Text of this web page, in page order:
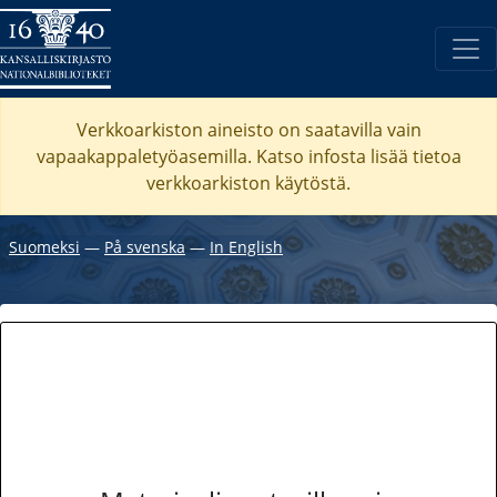
Verkkoarkiston aineisto on saatavilla vain
vapaakappaletyöasemilla. Katso infosta lisää tietoa
verkkoarkiston käytöstä.
Suomeksi ― På svenska ― In English